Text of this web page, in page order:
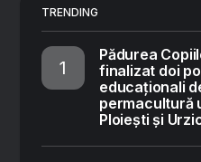
TRENDING
Pădurea
finalizat doi
educaționali
permacultură
Ploiești și